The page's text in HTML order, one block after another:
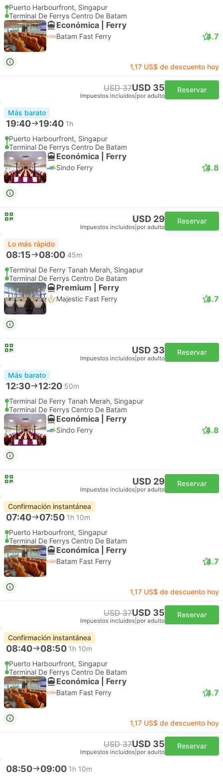
Puerto Harbourfront, Singapur
Terminal De Ferrys Centro De Batam
Económica | Ferry
Batam Fast Ferry 4.7
1,17 US$ de descuento hoy
USD 37USD 35
Impuestos incluidos por adulto
Reservar
Más barato
19:40 19:40 1h
Puerto Harbourfront, Singapur
Terminal De Ferrys Centro De Batam
Económica | Ferry
Sindo Ferry 4.8
USD 29
Impuestos incluidos por adulto
Reservar
Lo más rápido
08:15 08:00 45m
Terminal De Ferry Tanah Merah, Singapur
Terminal De Ferrys Centro De Batam
Premium | Ferry
Majestic Fast Ferry 4.7
USD 33
Impuestos incluidos por adulto
Reservar
Más barato
12:30 12:20 50m
Terminal De Ferry Tanah Merah, Singapur
Terminal De Ferrys Centro De Batam
Económica | Ferry
Sindo Ferry 4.8
USD 29
Impuestos incluidos por adulto
Reservar
Confirmación instantánea
07:40 07:50 1h 10m
Puerto Harbourfront, Singapur
Terminal De Ferrys Centro De Batam
Económica | Ferry
Batam Fast Ferry 4.7
1,17 US$ de descuento hoy
USD 37USD 35
Impuestos incluidos por adulto
Reservar
Confirmación instantánea
08:40 08:50 1h 10m
Puerto Harbourfront, Singapur
Terminal De Ferrys Centro De Batam
Económica | Ferry
Batam Fast Ferry 4.7
1,17 US$ de descuento hoy
USD 37USD 35
Impuestos incluidos por adulto
Reservar
08:50 09:00 1h 10m